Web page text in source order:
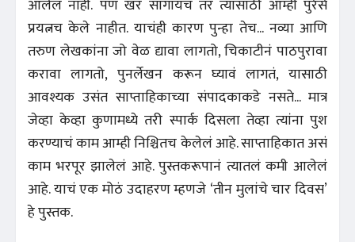
आलेलं नाही. पण खरं सांगायचं तर त्यासाठी आम्ही पुरेसे
प्रयत्नच केले नाहीत. याचंही कारण पुन्हा तेच... नव्या आणि
तरुण लेखकांना जो वेळ द्यावा लागतो, चिकाटीनं पाठपुरावा
करावा लागतो, पुनर्लेखन करून घ्यावं लागतं, यासाठी
आवश्यक उसंत साप्ताहिकाच्या संपादकाकडे नसते... मात्र
जेव्हा केव्हा कुणामध्ये तरी स्पार्क दिसला तेव्हा त्यांना पुश
करण्याचं काम आम्ही निश्चितच केलेलं आहे. साप्ताहिकात असं
काम भरपूर झालेलं आहे. पुस्तकरूपानं त्यातलं कमी आलेलं
आहे. याचं एक मोठं उदाहरण म्हणजे ‘तीन मुलांचे चार दिवस’
हे पुस्तक.